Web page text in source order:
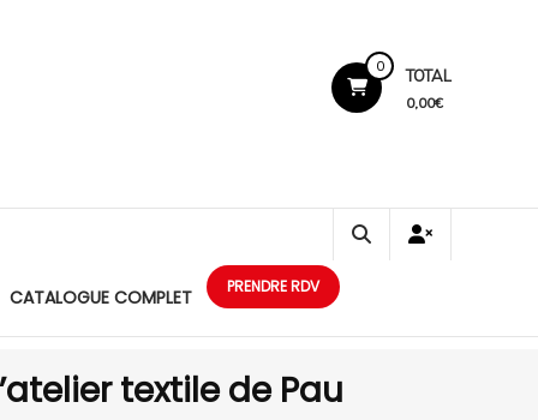
0
TOTAL
0,00€
CATALOGUE COMPLET PRENDRE RDV
textile de Pau